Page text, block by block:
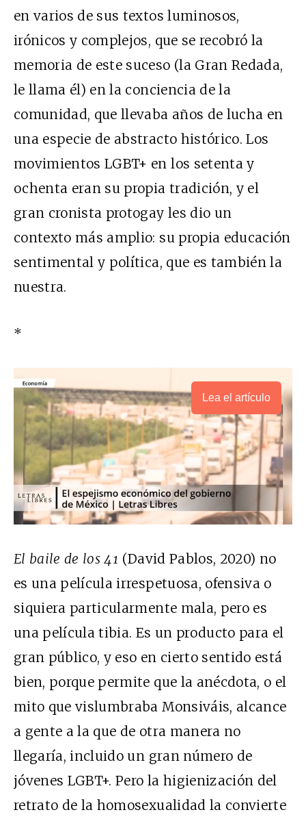
en varios de sus textos luminosos,
irónicos y complejos, que se recobró la
memoria de este suceso (la Gran Redada,
le llama él) en la conciencia de la
comunidad, que llevaba años de lucha en
una especie de abstracto histórico. Los
movimientos LGBT+ en los setenta y
ochenta eran su propia tradición, y el
gran cronista protogay les dio un
contexto más amplio: su propia educación
sentimental y política, que es también la
nuestra.
*
Lea el artículo
El baile de los 41 (David Pablos, 2020) no
es una película irrespetuosa, ofensiva o
siquiera particularmente mala, pero es
una película tibia. Es un producto para el
gran público, y eso en cierto sentido está
bien, porque permite que la anécdota, o el
mito que vislumbraba Monsiváis, alcance
a gente a la que de otra manera no
llegaría, incluido un gran número de
jóvenes LGBT+. Pero la higienización del
retrato de la homosexualidad la convierte